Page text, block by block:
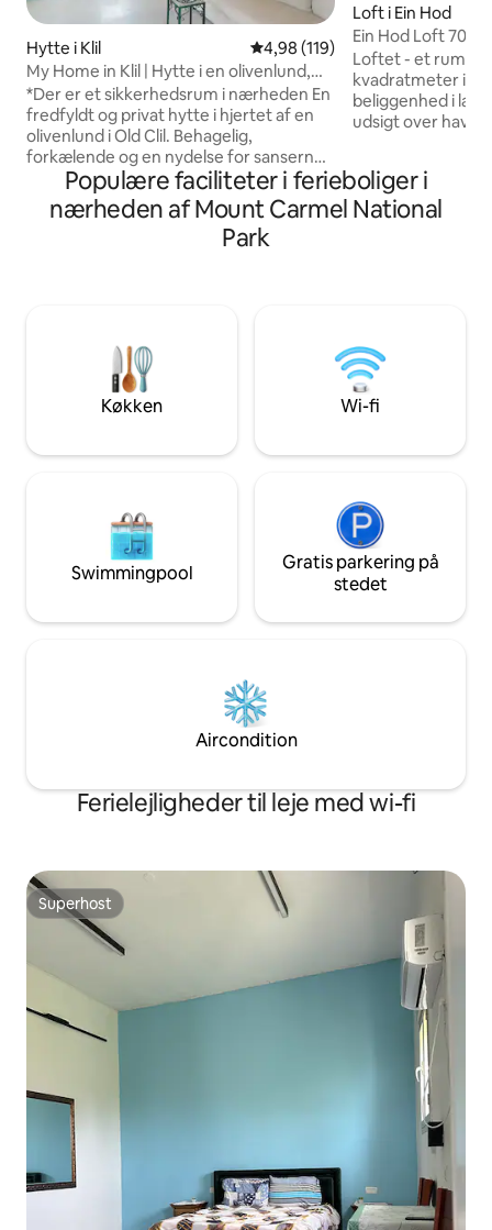
Hytte i Klil 4,98 ud af 5 i gennemsnitlig
4,98 (119)
My Home in Klil | Hytte i en olivenlund,
stor privat gårdhave
*Der er et sikkerhedsrum i nærheden En
fredfyldt og privat hytte i hjertet af en
olivenlund i Old Clil. Behagelig,
forkælende og en nydelse for sanserne.
Rundt om det ligger et stort, vildt
område, som kun du kan bruge, med
områder, hvor du kan sidde og slappe af
(herunder gynger, hængekøjer og en
små familier, der leder efter plads og ro
Hytten passer ind i de naturlige
omgivelser i den særlige og økologiske
landsby i et roligt, men centralt hjørne.
med glæde hjælpe under dit ophold,
Loft i Ein Hod
Ein Hod Loft 70
spektakulær
og bjergene
Loftet - et
kvadratmeter i
beliggenhed i
udsigt over
naturlige
oplyser rummet
akvariefølelse,
gåafstand er der
naturen og Israel
perfekt sted,
landskabet, så du
af naturen og den
Populære faciliteter i ferieboliger i
nærheden af Mount Carmel National
Park
Køkken Wi-fi
Swimmingpool
Gratis parkering på
stedet
Aircondition
Ferielejligheder til leje med wi-fi
Superhost
Superhost